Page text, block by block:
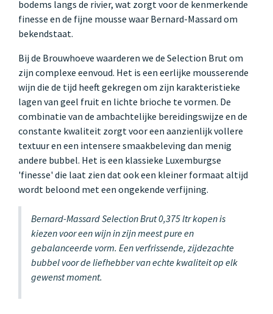
bodems langs de rivier, wat zorgt voor de kenmerkende
finesse en de fijne mousse waar Bernard-Massard om
bekendstaat.
Bij de Brouwhoeve waarderen we de Selection Brut om
zijn complexe eenvoud. Het is een eerlijke mousserende
wijn die de tijd heeft gekregen om zijn karakteristieke
lagen van geel fruit en lichte brioche te vormen. De
combinatie van de ambachtelijke bereidingswijze en de
constante kwaliteit zorgt voor een aanzienlijk vollere
textuur en een intensere smaakbeleving dan menig
andere bubbel. Het is een klassieke Luxemburgse
'finesse' die laat zien dat ook een kleiner formaat altijd
wordt beloond met een ongekende verfijning.
Bernard-Massard Selection Brut 0,375 ltr kopen is
kiezen voor een wijn in zijn meest pure en
gebalanceerde vorm. Een verfrissende, zijdezachte
bubbel voor de liefhebber van echte kwaliteit op elk
gewenst moment.